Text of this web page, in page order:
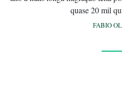
quase 20 mil
FABIO